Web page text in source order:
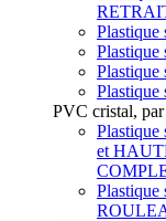
Plastique
Plastique
Plastique
PVC cristal,
et
Plastique